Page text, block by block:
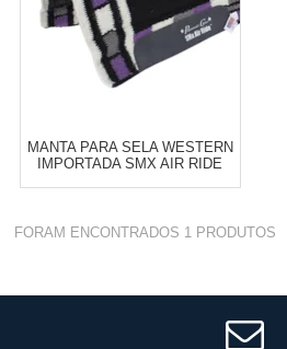
MANTA PARA SELA WESTERN
IMPORTADA SMX AIR RIDE
Varejo: R$ 4.050,70
10 x de R$ 255,09
FORAM ENCONTRADOS 1 PRODUTOS